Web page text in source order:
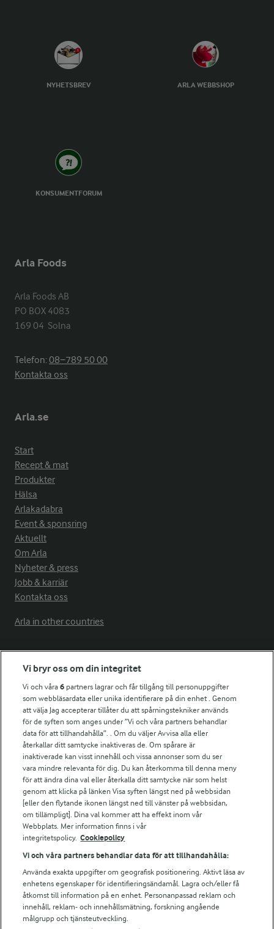
NYHETSBREV ARLA WEBBSHOP
KONSUMENTFORUM
Arla Foods
Arla Foods AB
PO BOX 4083
169 04  Solna
Telefon:08−789 50 00
Kontakta oss
Arla.se
Start
Recept & mat
Produkter
Hälsa
Arlakadabra
Event & sponsring
Aktuellt
Om Arla
Nyheter & press
Jobb & karriär
Kontakta oss
Arla in other countries
Fler Arlasajter
För ägare
Arlas kundportal
Arla.com
Falbygdens Ost
Arla webbshop
Bildbank
Följ oss
Vi bryr oss om din integritet
Vi och våra6 partners lagrar och får tillgång till personuppgifter
som webbläsardata eller unika identifierare på din enhet . Genom
att välja Jag accepterar tillåter du att spårningstekniker används
för de syften som anges under ”Vi och våra partners behandlar
data för att tillhandahålla”. . Om du väljer Avvisa alla eller
återkallar ditt samtycke inaktiveras de. Om spårare är
inaktiverade kan visst innehåll och vissa annonser som du ser
vara mindre relevanta för dig. Du kan återkomma till denna meny
för att ändra dina val eller återkalla ditt samtycke när som helst
genom att klicka på länken Visa syften längst ned på webbsidan
[eller den flytande ikonen längst ned till vänster på webbsidan,
om tillämpligt]. Dina val kommer att ha effekt inom vår
Webbplats. Mer information finns i vår
integritetspolicy. Cookiepolicy
Vi och våra partners behandlar data för att tillhandahålla:
Använda exakta uppgifter om geografisk positionering. Aktivt läsa av
enhetens egenskaper för identifieringsändamål. Lagra och/eller få
åtkomst till information på en enhet. Personanpassad reklam och
innehåll, reklam- och innehållsmätning, forskning angående
målgrupp och tjänsteutveckling.